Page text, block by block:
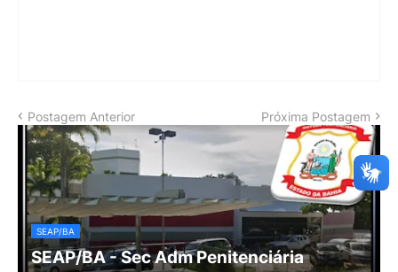
Postagem Anterior Próxima Postagem
SEAP/BA
SEAP/BA - Sec Adm Penitenciária